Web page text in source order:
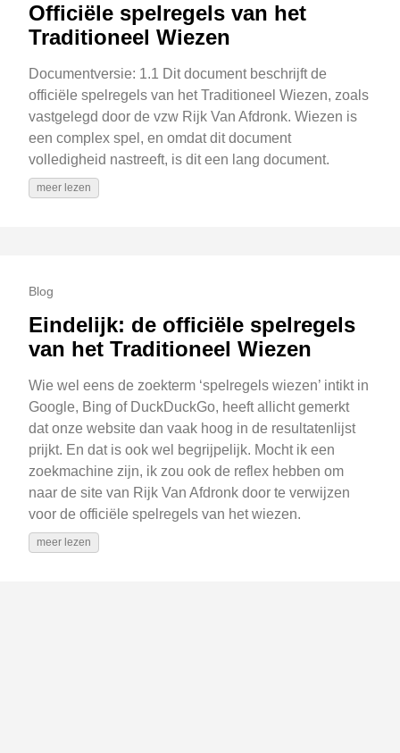
Officiële spelregels van het
Traditioneel Wiezen
Documentversie: 1.1 Dit document beschrijft de
officiële spelregels van het Traditioneel Wiezen, zoals
vastgelegd door de vzw Rijk Van Afdronk. Wiezen is
een complex spel, en omdat dit document
volledigheid nastreeft, is dit een lang document.
meer lezen
Blog
Eindelijk: de officiële spelregels
van het Traditioneel Wiezen
Wie wel eens de zoekterm ‘spelregels wiezen’ intikt in
Google, Bing of DuckDuckGo, heeft allicht gemerkt
dat onze website dan vaak hoog in de resultatenlijst
prijkt. En dat is ook wel begrijpelijk. Mocht ik een
zoekmachine zijn, ik zou ook de reflex hebben om
naar de site van Rijk Van Afdronk door te verwijzen
voor de officiële spelregels van het wiezen.
meer lezen